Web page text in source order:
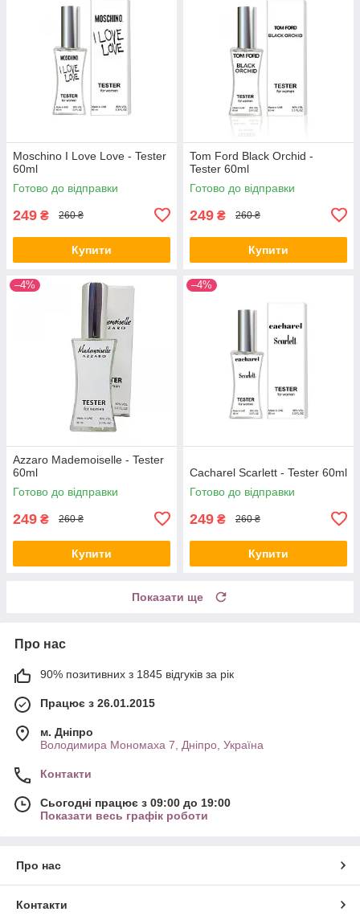
Moschino I Love Love - Tester
60ml
Готово до відправки
249 ₴ 260 ₴
Купити
Tom Ford Black Orchid -
Tester 60ml
Готово до відправки
249 ₴ 260 ₴
Купити
–4%
Azzaro Mademoiselle - Tester
60ml
Готово до відправки
249 ₴ 260 ₴
Купити
–4%
Cacharel Scarlett - Tester 60ml
Готово до відправки
249 ₴ 260 ₴
Купити
Показати ще
Про нас
90% позитивних з 1845 відгуків за рік
Працює з 26.01.2015
м. Дніпро
Володимира Мономаха 7, Дніпро, Україна
Контакти
Сьогодні працює з 09:00 до 19:00
Показати весь графік роботи
Про нас
Контакти